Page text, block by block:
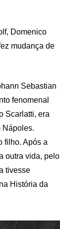
Domenico
mudança de
Sebastian
fenomenal
Scarlatti, era
Nápoles.
filho. Após a
outra vida, pelo
tivesse
História da